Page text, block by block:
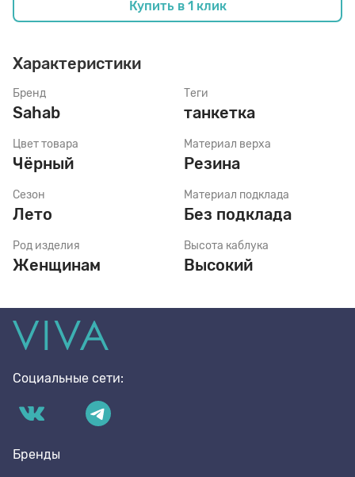
Купить в 1 клик
Характеристики
Бренд
Sahab
Цвет товара
Чёрный
Сезон
Лето
Род изделия
Женщинам
Теги
танкетка
Материал верха
Резина
Материал подклада
Без подклада
Высота каблука
Высокий
Социальные сети:
Бренды
Салфетки
Стельки